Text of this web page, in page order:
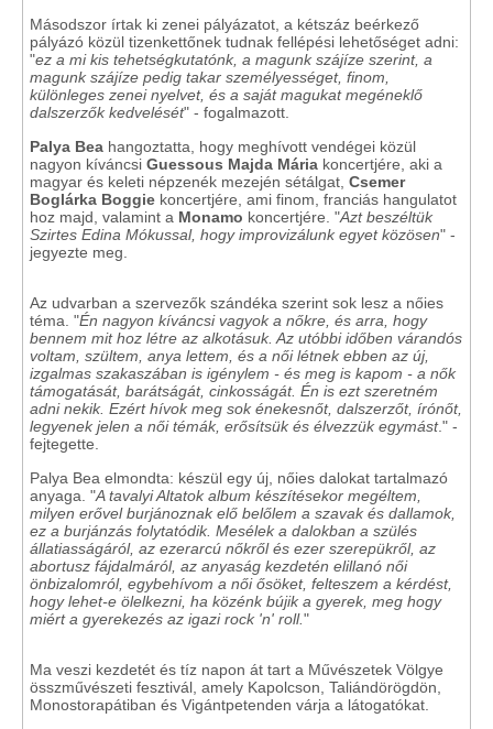
Másodszor írtak ki zenei pályázatot, a kétszáz beérkező
pályázó közül tizenkettőnek tudnak fellépési lehetőséget adni:
"ez a mi kis tehetségkutatónk, a magunk szájíze szerint, a
magunk szájíze pedig takar személyességet, finom,
különleges zenei nyelvet, és a saját magukat megéneklő
dalszerzők kedvelését" - fogalmazott.
Palya Bea hangoztatta, hogy meghívott vendégei közül
nagyon kíváncsi Guessous Majda Mária koncertjére, aki a
magyar és keleti népzenék mezején sétálgat, Csemer
Boglárka Boggie koncertjére, ami finom, franciás hangulatot
hoz majd, valamint a Monamo koncertjére. "Azt beszéltük
Szirtes Edina Mókussal, hogy improvizálunk egyet közösen" -
jegyezte meg.
Az udvarban a szervezők szándéka szerint sok lesz a nőies
téma. "Én nagyon kíváncsi vagyok a nőkre, és arra, hogy
bennem mit hoz létre az alkotásuk. Az utóbbi időben várandós
voltam, szültem, anya lettem, és a női létnek ebben az új,
izgalmas szakaszában is igénylem - és meg is kapom - a nők
támogatását, barátságát, cinkosságát. Én is ezt szeretném
adni nekik. Ezért hívok meg sok énekesnőt, dalszerzőt, írónőt,
legyenek jelen a női témák, erősítsük és élvezzük egymást." -
fejtegette.
Palya Bea elmondta: készül egy új, nőies dalokat tartalmazó
anyaga. "A tavalyi Altatok album készítésekor megéltem,
milyen erővel burjánoznak elő belőlem a szavak és dallamok,
ez a burjánzás folytatódik. Mesélek a dalokban a szülés
állatiasságáról, az ezerarcú nőkről és ezer szerepükről, az
abortusz fájdalmáról, az anyaság kezdetén elillanó női
önbizalomról, egybehívom a női ősöket, felteszem a kérdést,
hogy lehet-e ölelkezni, ha közénk bújik a gyerek, meg hogy
miért a gyerekezés az igazi rock 'n' roll."
Ma veszi kezdetét és tíz napon át tart a Művészetek Völgye
összművészeti fesztivál, amely Kapolcson, Taliándörögdön,
Monostorapátiban és Vigántpetenden várja a látogatókat.